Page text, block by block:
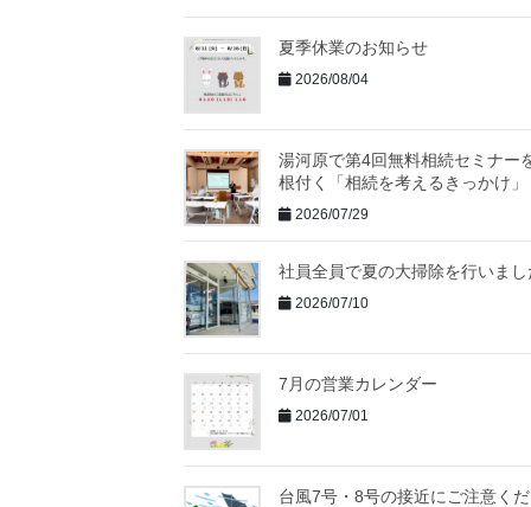
夏季休業のお知らせ
2026/08/04
湯河原で第4回無料相続セミナー
根付く「相続を考えるきっかけ」
2026/07/29
社員全員で夏の大掃除を行いま
2026/07/10
7月の営業カレンダー
2026/07/01
台風7号・8号の接近にご注意く